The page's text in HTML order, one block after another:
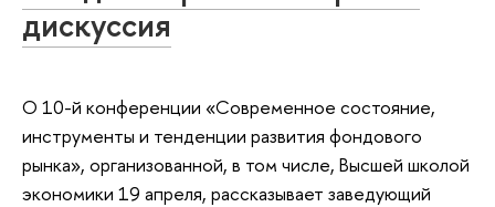
дискуссия
О 10-й конференции «Современное состояние,
инструменты и тенденции развития фондового
рынка», организованной, в том числе, Высшей школой
экономики 19 апреля, рассказывает заведующий